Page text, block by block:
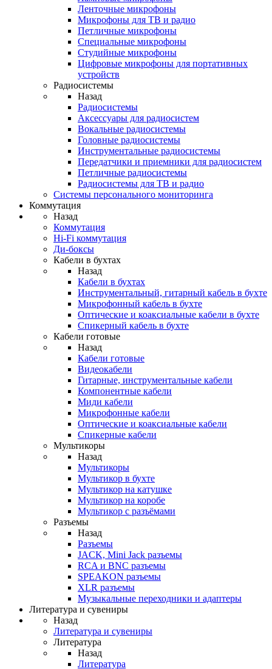
Ленточные микрофоны
Микрофоны для ТВ и радио
Петличные микрофоны
Специальные микрофоны
Студийные микрофоны
Цифровые микрофоны для портативных
устройств
Радиосистемы
Назад
Радиосистемы
Аксессуары для радиосистем
Вокальные радиосистемы
Головные радиосистемы
Инструментальные радиосистемы
Передатчики и приемники для радиосистем
Петличные радиосистемы
Радиосистемы для ТВ и радио
Системы персонального мониторинга
Коммутация
Назад
Коммутация
Hi-Fi коммутация
Ди-боксы
Кабели в бухтах
Назад
Кабели в бухтах
Инструментальный, гитарный кабель в бухте
Микрофонный кабель в бухте
Оптические и коаксиальные кабели в бухте
Спикерный кабель в бухте
Кабели готовые
Назад
Кабели готовые
Видеокабели
Гитарные, инструментальные кабели
Компонентные кабели
Миди кабели
Микрофонные кабели
Оптические и коаксиальные кабели
Спикерные кабели
Мультикоры
Назад
Мультикоры
Мультикор в бухте
Мультикор на катушке
Мультикор на коробе
Мультикор с разъёмами
Разъемы
Назад
Разъемы
JACK, Mini Jack разъемы
RCA и BNC разъемы
SPEAKON разъемы
XLR разъемы
Музыкальные переходники и адаптеры
Литература и сувениры
Назад
Литература и сувениры
Литература
Назад
Литература